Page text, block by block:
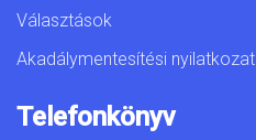
Választások
Akadálymentesítési nyilatkozat
Telefonkönyv